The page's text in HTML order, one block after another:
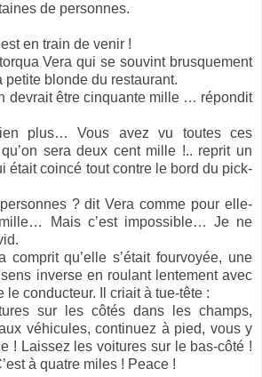
de personnes.
en train de venir !
Vera qui se souvint brusquement
blonde du restaurant.
devrait être cinquante mille … répondit
plus… Vous avez vu toutes ces
sera deux cent mille !.. reprit un
était coincé tout contre le bord du pick-
? dit Vera comme pour elle-
Mais c’est impossible… Je ne
comprit qu’elle s’était fourvoyée, une
inverse en roulant lentement avec
le conducteur. Il criait à tue-tête :
sur les côtés dans les champs,
véhicules, continuez à pied, vous y
! Laissez les voitures sur le bas-côté !
à quatre miles ! Peace !